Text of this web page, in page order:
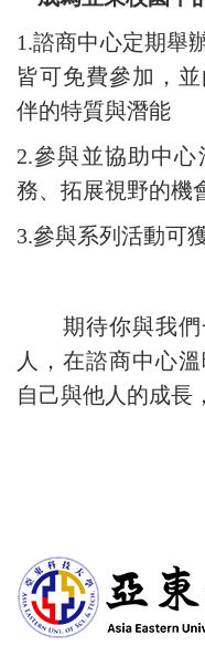
1.諮商中心定期舉
皆可免費參加，
伴的特質與潛能
2.參與並協助中
務、拓展視野的機
3.參與系列活動可
期待你與我們
人，在諮商中心
自己與他人的成長